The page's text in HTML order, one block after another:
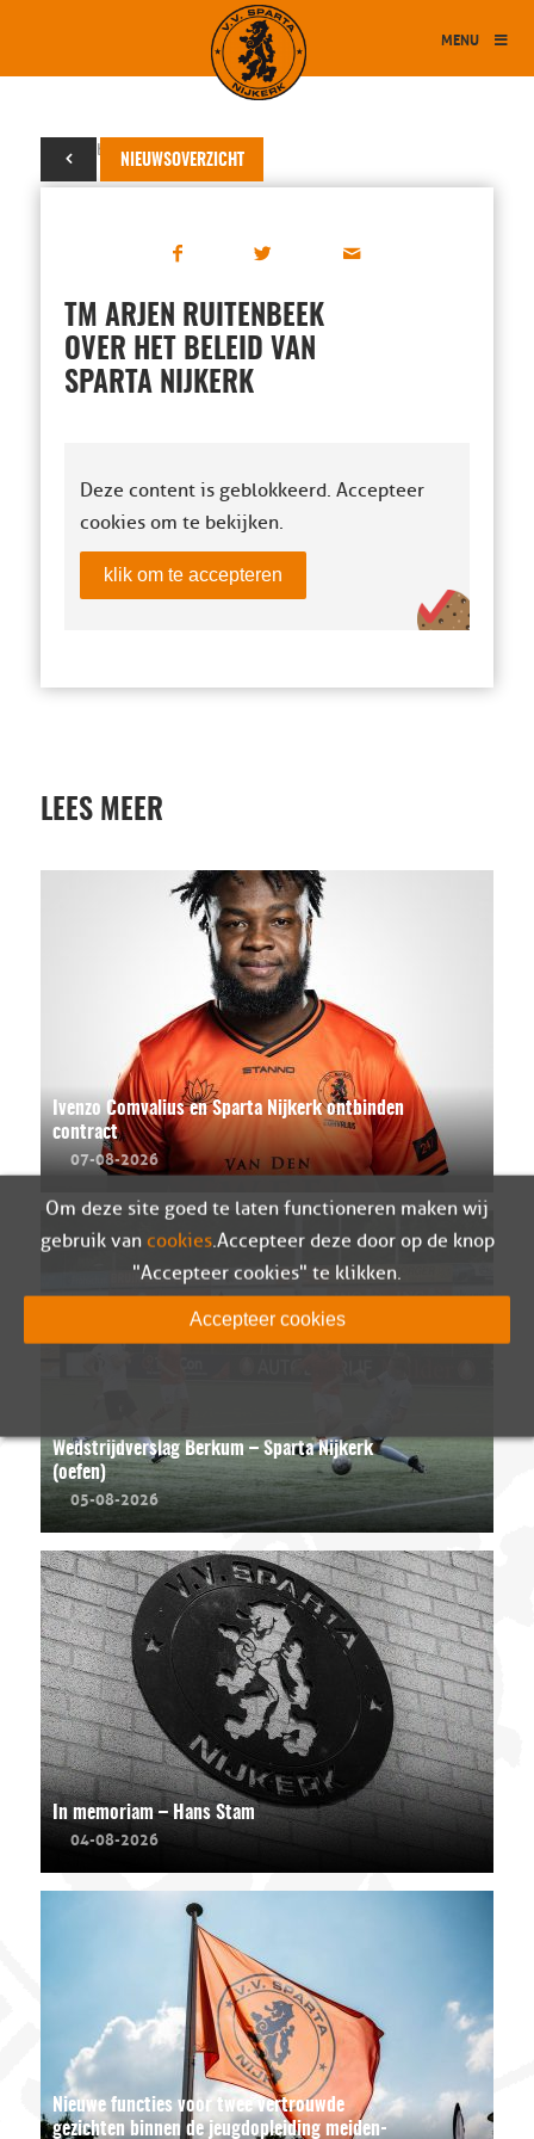
MENU
NIEUWSOVERZICHT
18 oktober 2019
TM ARJEN RUITENBEEK
OVER HET BELEID VAN
SPARTA NIJKERK
Deze content is geblokkeerd. Accepteer
cookies om te bekijken.
klik om te accepteren
LEES MEER
Ivenzo Comvalius en Sparta Nijkerk ontbinden
contract
07-08-2026
Wedstrijdverslag Berkum – Sparta Nijkerk
(oefen)
05-08-2026
In memoriam – Hans Stam
04-08-2026
Nieuwe functies voor twee vertrouwde
gezichten binnen de jeugdopleiding meiden-
Om deze site goed te laten functioneren maken wij
gebruik van cookies. Accepteer deze door op de knop
"Accepteer cookies" te klikken.
Accepteer cookies